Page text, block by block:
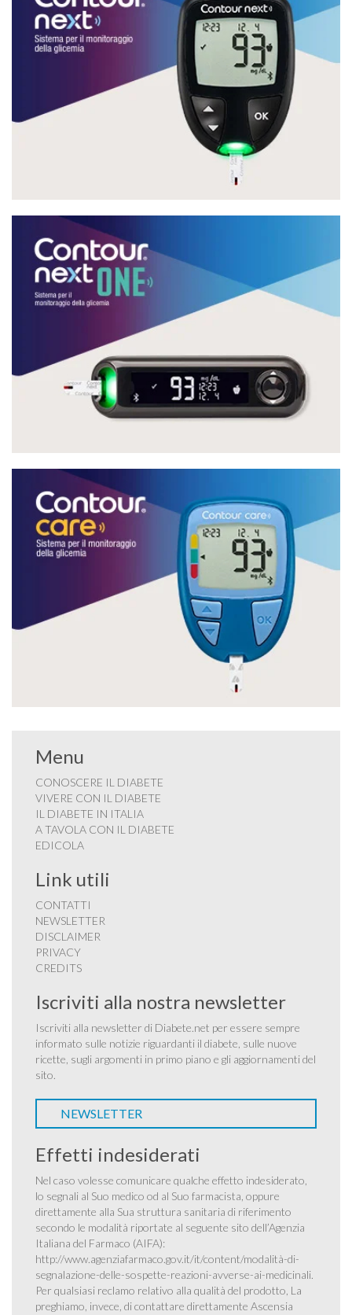
Menu
CONOSCERE IL DIABETE
VIVERE CON IL DIABETE
IL DIABETE IN ITALIA
A TAVOLA CON IL DIABETE
EDICOLA
Link utili
CONTATTI
NEWSLETTER
DISCLAIMER
PRIVACY
CREDITS
Iscriviti alla nostra newsletter
Iscriviti alla newsletter di Diabete.net per essere sempre
informato sulle notizie riguardanti il diabete, sulle nuove
ricette, sugli argomenti in primo piano e gli aggiornamenti del
sito.
NEWSLETTER
Effetti indesiderati
Nel caso volesse comunicare qualche effetto indesiderato,
lo segnali al Suo medico od al Suo farmacista, oppure
direttamente alla Sua struttura sanitaria di riferimento
secondo le modalità riportate al seguente sito dell’Agenzia
Italiana del Farmaco (AIFA):
http://www.agenziafarmaco.gov.it/it/content/modalità-di-
segnalazione-delle-sospette-reazioni-avverse-ai-medicinali.
Per qualsiasi reclamo relativo alla qualità del prodotto, La
preghiamo, invece, di contattare direttamente Ascensia